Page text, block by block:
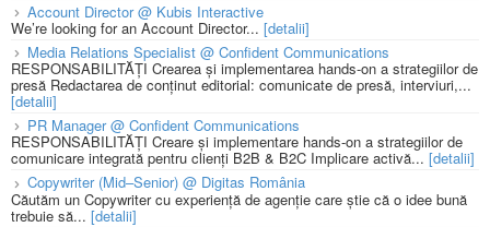
Account Director @ Kubis Interactive
We’re looking for an Account Director... [detalii]
Media Relations Specialist @ Confident Communications
RESPONSABILITĂȚI Crearea și implementarea hands-on a strategiilor de
presă Redactarea de conținut editorial: comunicate de presă, interviuri,...
[detalii]
PR Manager @ Confident Communications
RESPONSABILITĂȚI Creare și implementare hands-on a strategiilor de
comunicare integrată pentru clienți B2B & B2C Implicare activă... [detalii]
Copywriter (Mid–Senior) @ Digitas România
Căutăm un Copywriter cu experiență de agenție care știe că o idee bună
trebuie să... [detalii]